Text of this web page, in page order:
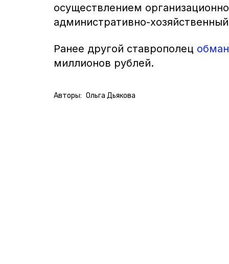
осуществлением
административно-
Ранее другой ставрополец
миллионов рублей.
Авторы: Ольга Дьякова